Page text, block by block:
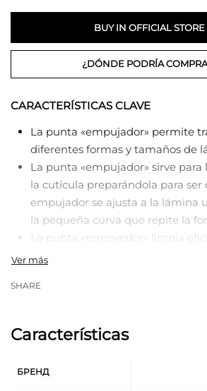
BUY IN OFFICIAL STORE
¿DÓNDE PODRÍA
CARACTERÍSTICAS CLAVE
La punta «empujador» permite
diferentes formas y tamaños de
La punta «empujador» sirve
la cutícula preparándola para ser
empujador se ajusta a la lámina
la pequeña curva que repite la
La punta «removedor» limpia
lámina ungueal de la piel pegada
La punta «asta» gracias al
cutícula dura y muy pegada.
SHARE
Características
БРЕНД